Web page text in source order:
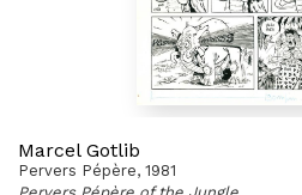
Marcel Gotlib
Pervers Pépère, 1981